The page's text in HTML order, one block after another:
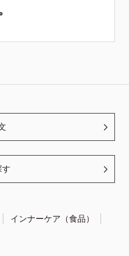
す
インナーケア（食品）